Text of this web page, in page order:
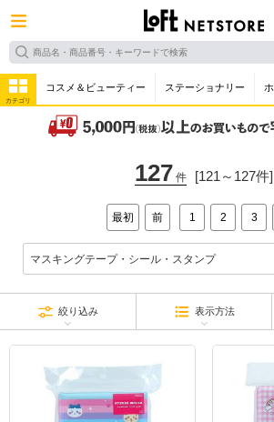
カテゴリ
コスメ＆ビューティー ステーショナリー
127 件 [121～127件]
最初 前 1 2 3
マスキングテープ・シール・スタンプ
絞り込み 表示方法